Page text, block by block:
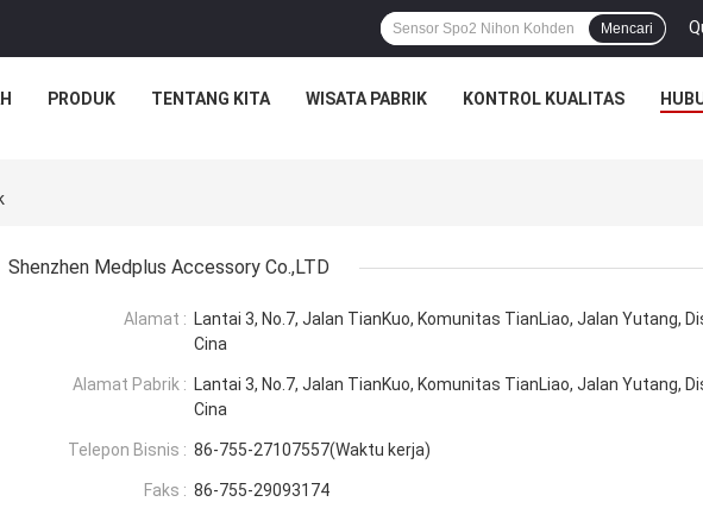
Mencari
PRODUK TENTANG KITA WISATA PABRIK KONTROL KUALITAS
Shenzhen Medplus Accessory Co.,LTD
Alamat : Lantai 3, No.7, Jalan TianKuo, Komunitas TianLiao, Jalan Yutang,
Cina
Alamat Pabrik : Lantai 3, No.7, Jalan TianKuo, Komunitas TianLiao, Jalan Yutang,
Cina
Telepon Bisnis : 86-755-27107557(Waktu kerja)
Faks : 86-755-29093174